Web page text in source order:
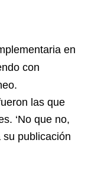
en
con
las que
‘No que no,
su publicación